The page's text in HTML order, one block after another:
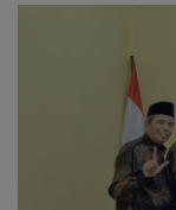
Peluang Usaha